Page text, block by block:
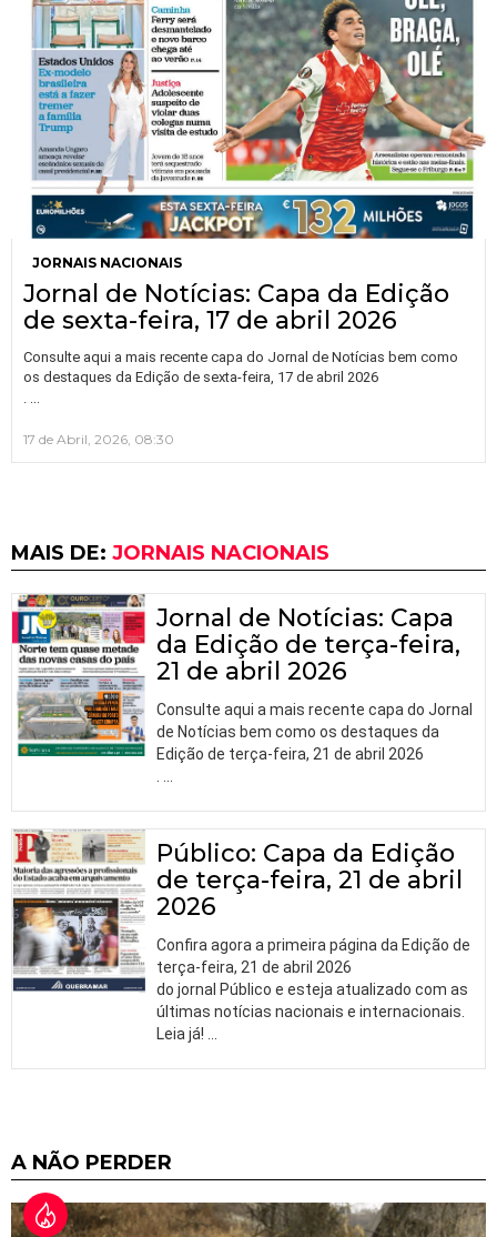
JORNAIS NACIONAIS
Jornal de Notícias: Capa da Edição
de sexta-feira, 17 de abril 2026
Consulte aqui a mais recente capa do Jornal de Notícias bem como
os destaques da Edição de sexta-feira, 17 de abril 2026
.
17 de Abril, 2026, 08:30
MAIS DE: JORNAIS NACIONAIS
Jornal de Notícias: Capa
da Edição de terça-feira,
21 de abril 2026
Consulte aqui a mais recente capa do Jornal
de Notícias bem como os destaques da
Edição de terça-feira, 21 de abril 2026
Público: Capa da Edição
de terça-feira, 21 de abril
2026
Confira agora a primeira página da Edição de
terça-feira, 21 de abril 2026
do jornal Público e esteja atualizado com as
últimas notícias nacionais e internacionais.
Leia já!
A NÃO PERDER